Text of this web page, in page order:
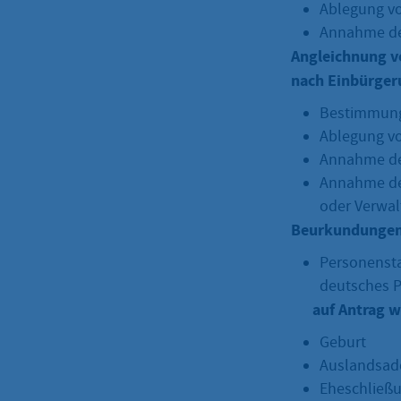
Ablegung
Annahme
Angleichnung
nach
Ablegung
Annahme
Annahme
oder
deutsches
auf Antrag
Geburt